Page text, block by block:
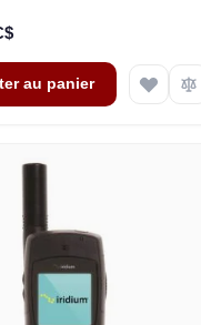
au panier